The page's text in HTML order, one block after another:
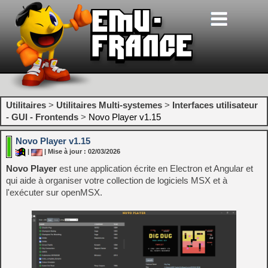
Utilitaires > Utilitaires Multi-systemes > Interfaces utilisateur
- GUI - Frontends > Novo Player v1.15
Novo Player v1.15
| Mise à jour : 02/03/2026
Novo Player est une application écrite en Electron et Angular et
qui aide à organiser votre collection de logiciels MSX et à
l'exécuter sur openMSX.